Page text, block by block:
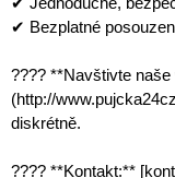
✔ Bezplatné
???? **Navštivte
(http://
diskrétně.
???? **Kontakt:**